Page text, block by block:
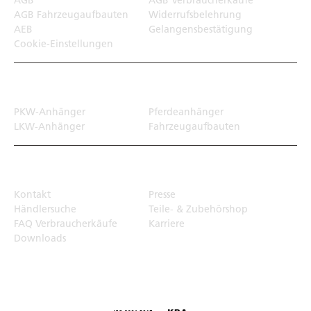
AGB Fahrzeugaufbauten
Widerrufsbelehrung
AEB
Gelangensbestätigung
Cookie-Einstellungen
PKW-Anhänger
Pferdeanhänger
LKW-Anhänger
Fahrzeugaufbauten
Kontakt
Presse
Händlersuche
Teile- & Zubehörshop
FAQ Verbraucherkäufe
Karriere
Downloads